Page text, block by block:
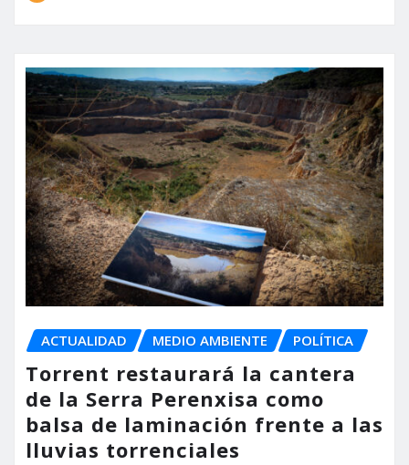
ACTUALIDAD MEDIO AMBIENTE POLÍTICA
Torrent restaurará la cantera
de la Serra Perenxisa como
balsa de laminación frente a las
lluvias torrenciales